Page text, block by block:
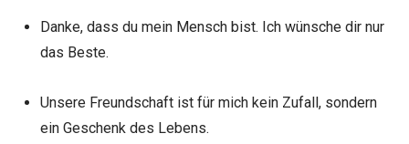
Danke, dass du mein Mensch bist. Ich wünsche dir nur
das Beste.
Unsere Freundschaft ist für mich kein Zufall, sondern
ein Geschenk des Lebens.